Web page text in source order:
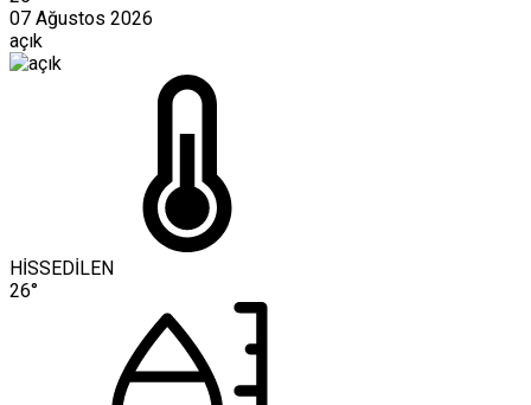
07 Ağustos 2026
açık
HİSSEDİLEN
26°